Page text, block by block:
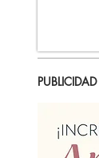
PUBLICIDAD